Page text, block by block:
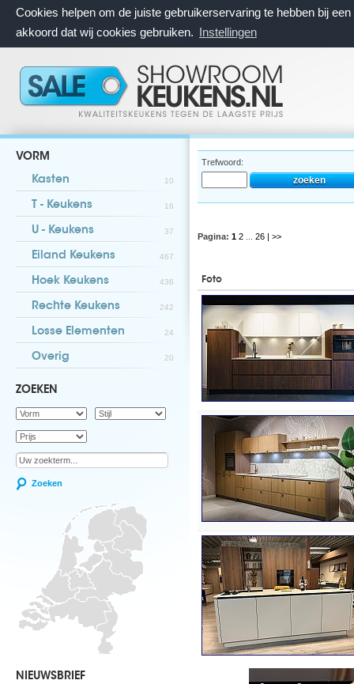
Cookies helpen om de juiste gebruikerservaring te hebben bij
akkoord dat wij cookies gebruiken. Instellingen
VORM
Kasten 10
T - Keukens 16
U - Keukens 37
Eiland Keukens 467
Hoek Keukens 436
Rechte Keukens 242
Losse Elementen 24
Overig 20
ZOEKEN
Zoeken
NIEUWSBRIEF
Trefwoord:
Pagina: 1 2 26 | >>
Foto